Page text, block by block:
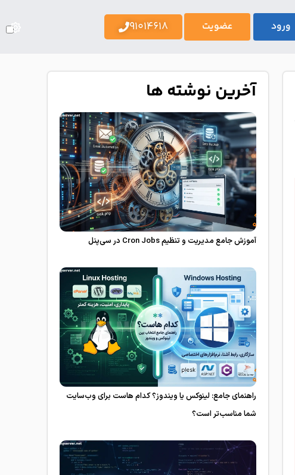
ورود عضویت 91014618
آخرین نوشته ها
آموزش جامع مدیریت و تنظیم Cron Jobs در سی‌پنل
راهنمای جامع: لینوکس یا ویندوز؟ کدام هاست برای وب‌سایت
شما مناسب‌تر است؟